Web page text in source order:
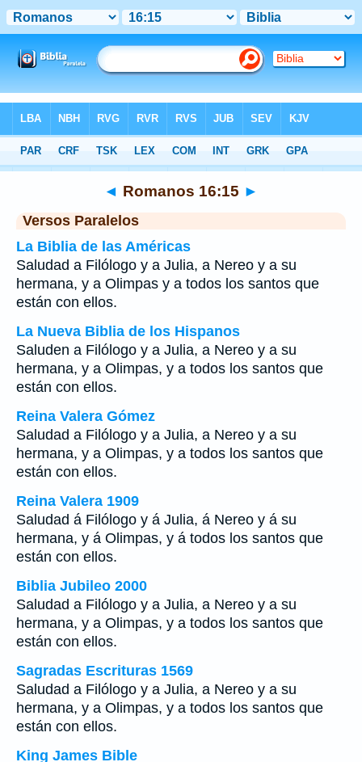
>Romanos Capítulo 16 > Verso 15
◄ Romanos 16:15 ►
Versos Paralelos
La Biblia de las Américas
Saludad a Filólogo y a Julia, a Nereo y a su
hermana, y a Olimpas y a todos los santos que
están con ellos.
La Nueva Biblia de los Hispanos
Saluden a Filólogo y a Julia, a Nereo y a su
hermana, y a Olimpas, y a todos los santos que
están con ellos.
Reina Valera Gómez
Saludad a Filólogo y a Julia, a Nereo y a su
hermana, y a Olimpas, y a todos los santos que
están con ellos.
Reina Valera 1909
Saludad á Filólogo y á Julia, á Nereo y á su
hermana, y á Olimpas, y á todos los santos que
están con ellos.
Biblia Jubileo 2000
Saludad a Filólogo y a Julia, a Nereo y a su
hermana, y a Olimpas, y a todos los santos que
están con ellos.
Sagradas Escrituras 1569
Saludad a Filólogo y a Julia, a Nereo y a su
hermana, y a Olimpas, y a todos los santos que
están con ellos.
King James Bible